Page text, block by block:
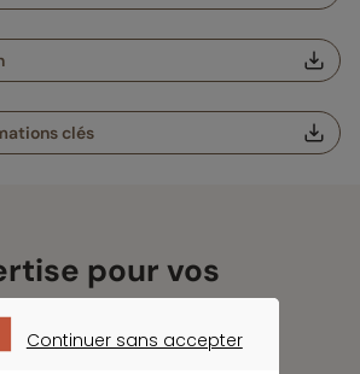
clés
pour vos
Continuer sans accepter